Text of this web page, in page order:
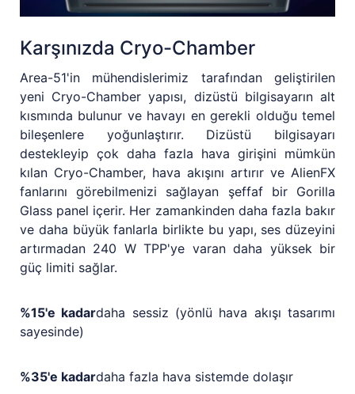
Karşınızda Cryo-Chamber
Area-51'in mühendislerimiz tarafından geliştirilen
yeni Cryo-Chamber yapısı, dizüstü bilgisayarın alt
kısmında bulunur ve havayı en gerekli olduğu temel
bileşenlere yoğunlaştırır. Dizüstü bilgisayarı
destekleyip çok daha fazla hava girişini mümkün
kılan Cryo-Chamber, hava akışını artırır ve AlienFX
fanlarını görebilmenizi sağlayan şeffaf bir Gorilla
Glass panel içerir. Her zamankinden daha fazla bakır
ve daha büyük fanlarla birlikte bu yapı, ses düzeyini
artırmadan 240 W TPP'ye varan daha yüksek bir
güç limiti sağlar.
%15'e kadardaha sessiz (yönlü hava akışı tasarımı
sayesinde)
%35'e kadardaha fazla hava sistemde dolaşır